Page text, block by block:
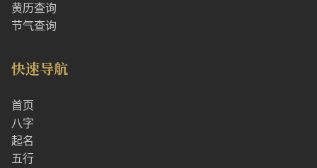
黄历查询
节气查询
快速导航
首页
八字
起名
五行